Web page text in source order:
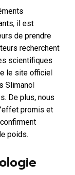
il est
de prendre
recherchent
scientifiques
le site officiel
Slimanol
De plus, nous
promis et
poids.